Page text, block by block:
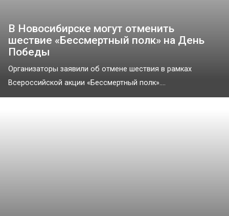
В Новосибирске могут отменить
шествие «Бессмертный полк» на День
Победы
Организаторы заявили об отмене шествия в рамках
Всероссийской акции «Бессмертный полк»....